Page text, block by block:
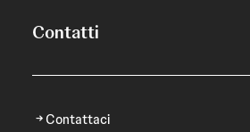
Contatti
Contattaci